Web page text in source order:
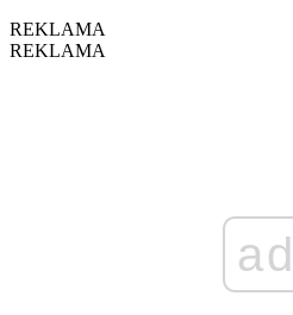
REKLAMA
REKLAMA
ad